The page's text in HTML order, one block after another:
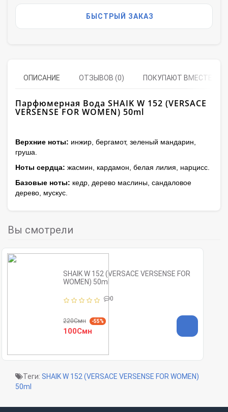
БЫСТРЫЙ ЗАКАЗ
ОПИСАНИЕ ОТЗЫВОВ (0) ПОКУПАЮТ ВМЕСТЕ
Парфюмерная Вода SHAIK W 152 (VERSACE
VERSENSE FOR WOMEN) 50ml
Верхние ноты: инжир, бергамот, зеленый мандарин,
груша.
Ноты сердца: жасмин, кардамон, белая лилия, нарцисс.
Базовые ноты: кедр, дерево маслины, сандаловое
дерево, мускус.
Вы смотрели
SHAIK W 152 (VERSACE VERSENSE FOR
WOMEN) 50ml
0
220Смн -55%
100Смн
Теги: SHAIK W 152 (VERSACE VERSENSE FOR WOMEN)
50ml